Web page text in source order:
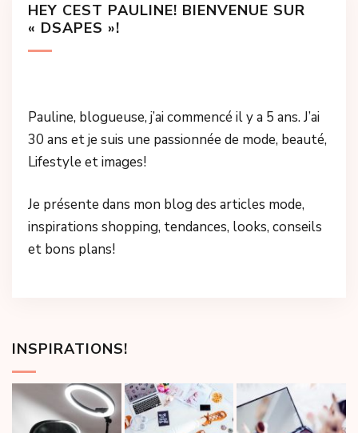
HEY CEST PAULINE! BIENVENUE SUR
« DSAPES »!
Pauline, blogueuse, j’ai commencé il y a 5 ans. J’ai
30 ans et je suis une passionnée de mode, beauté,
Lifestyle et images!
Je présente dans mon blog des articles mode,
inspirations shopping, tendances, looks, conseils
et bons plans!
INSPIRATIONS!